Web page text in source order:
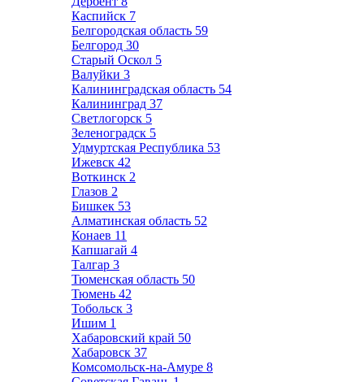
Каспийск 7
Белгородская область 59
Белгород 30
Старый Оскол 5
Валуйки 3
Калининградская область 54
Калининград 37
Светлогорск 5
Зеленоградск 5
Удмуртская Республика 53
Ижевск 42
Воткинск 2
Глазов 2
Бишкек 53
Алматинская область 52
Конаев 11
Капшагай 4
Талгар 3
Тюменская область 50
Тюмень 42
Тобольск 3
Ишим 1
Хабаровский край 50
Хабаровск 37
Комсомольск-на-Амуре 8